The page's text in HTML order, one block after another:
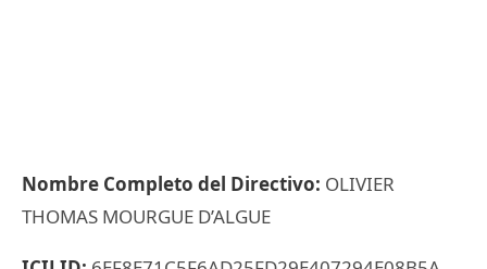
Nombre Completo del Directivo: OLIVIER
THOMAS MOURGUE D’ALGUE